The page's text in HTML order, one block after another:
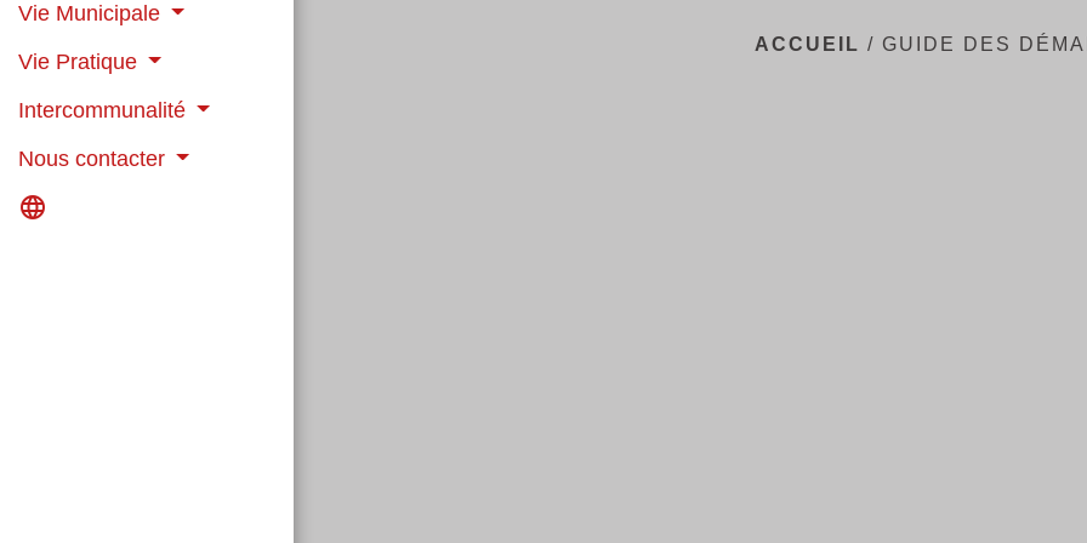
Vie Municipale
Vie Pratique
Intercommunalité
Nous contacter
language
ACCUEIL / GUIDE DES